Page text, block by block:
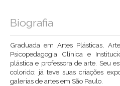
Biografia
Graduada em Artes Plásticas,
Psicopedagogia Clínica e
plástica e professora de arte. Seu
colorido; já teve suas criações
galerias de artes em São Paulo.